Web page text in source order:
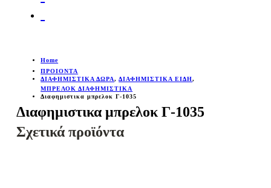
Home
ΠΡΟΙΟΝΤΑ
ΔΙΑΦΗΜΙΣΤΙΚΑ ΔΩΡΑ,ΔΙΑΦΗΜΙΣΤΙΚΑ ΕΙΔΗ,
ΜΠΡΕΛΟΚ ΔΙΑΦΗΜΙΣΤΙΚΑ
Διαφημιστικα μπρελοκ Γ-1035
Διαφημιστικα μπρελοκ Γ-1035
Σχετικά προϊόντα